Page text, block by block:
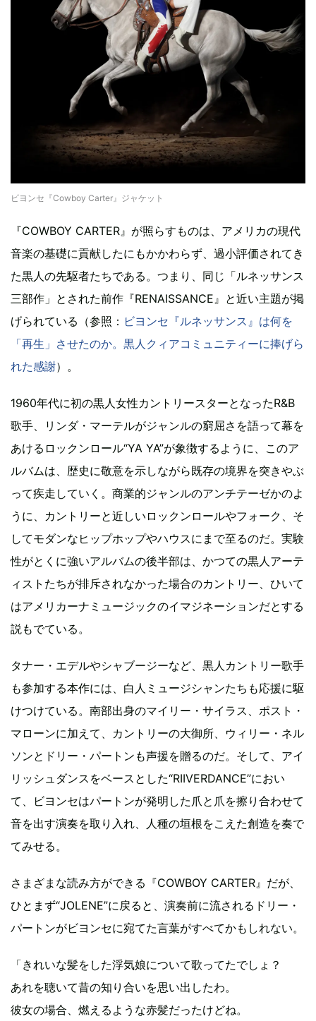
ビヨンセ『Cowboy Carter』ジャケット
『COWBOY CARTER』が照らすものは、アメリカの現代
音楽の基礎に貢献したにもかかわらず、過小評価されてき
た黒人の先駆者たちである。つまり、同じ「ルネッサンス
三部作」とされた前作『RENAISSANCE』と近い主題が掲
げられている（参照： ビヨンセ『ルネッサンス』は何を
「再生」させたのか。黒人クィアコミュニティーに捧げら
れた感謝）。
1960年代に初の黒人女性カントリースターとなったR&B
歌手、リンダ・マーテルがジャンルの窮屈さを語って幕を
あけるロックンロール“YA YA”が象徴するように、このア
ルバムは、歴史に敬意を示しながら既存の境界を突きやぶ
って疾走していく。商業的ジャンルのアンチテーゼかのよ
うに、カントリーと近しいロックンロールやフォーク、そ
してモダンなヒップホップやハウスにまで至るのだ。実験
性がとくに強いアルバムの後半部は、かつての黒人アーテ
ィストたちが排斥されなかった場合のカントリー、ひいて
はアメリカーナミュージックのイマジネーションだとする
説もでている。
タナー・エデルやシャブージーなど、黒人カントリー歌手
も参加する本作には、白人ミュージシャンたちも応援に駆
けつけている。南部出身のマイリー・サイラス、ポスト・
マローンに加えて、カントリーの大御所、ウィリー・ネル
ソンとドリー・パートンも声援を贈るのだ。そして、アイ
リッシュダンスをベースとした“RIIVERDANCE”におい
て、ビヨンセはパートンが発明した爪と爪を擦り合わせて
音を出す演奏を取り入れ、人種の垣根をこえた創造を奏で
てみせる。
さまざまな読み方ができる『COWBOY CARTER』だが、
ひとまず“JOLENE”に戻ると、演奏前に流されるドリー・
パートンがビヨンセに宛てた言葉がすべてかもしれない。
「きれいな髪をした浮気娘について歌ってたでしょ？
あれを聴いて昔の知り合いを思い出したわ。
彼女の場合、燃えるような赤髪だったけどね。